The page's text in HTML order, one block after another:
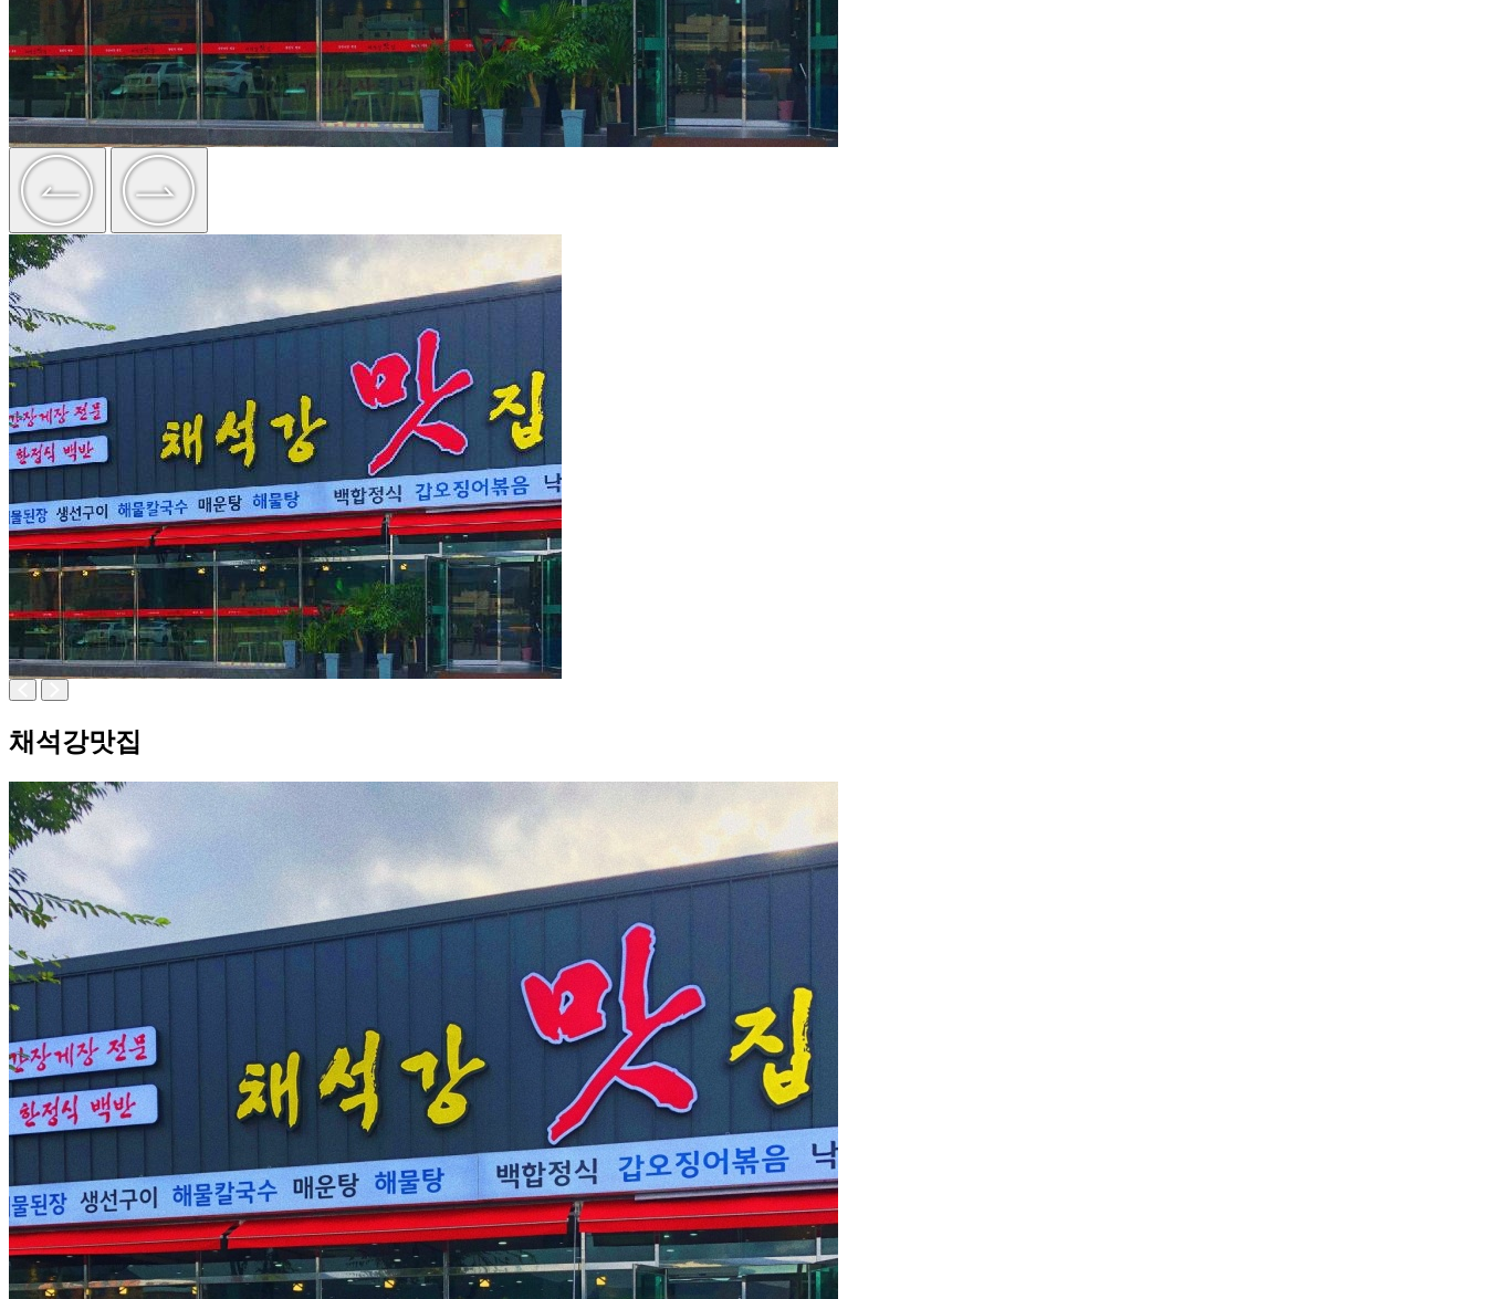
채석강맛집